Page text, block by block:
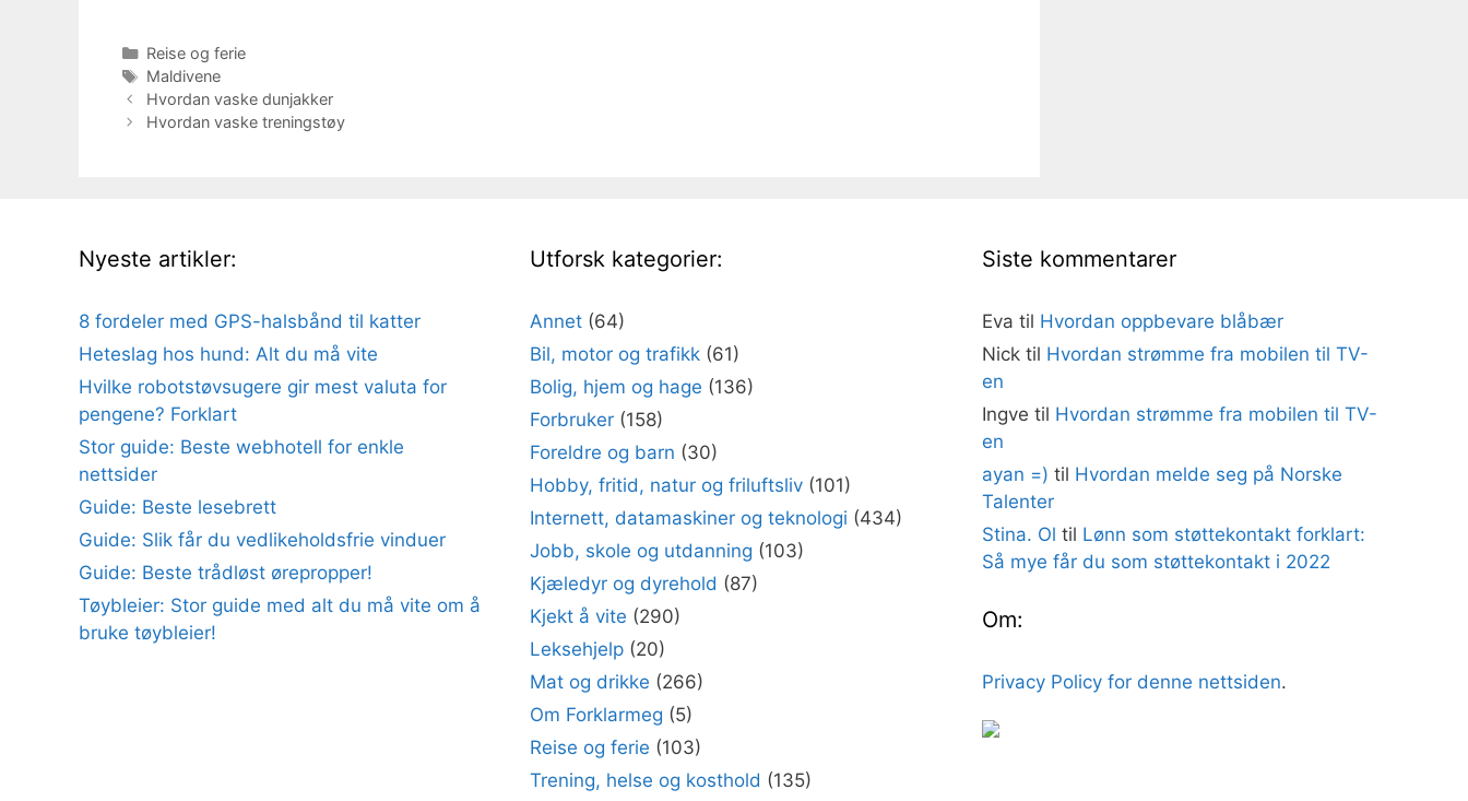
Kategorier
Reise og ferie
Stikkord
Maldivene
Hvordan vaske dunjakker
Hvordan vaske treningstøy
Nyeste artikler:
8 fordeler med GPS-halsbånd til katter
Heteslag hos hund: Alt du må vite
Hvilke robotstøvsugere gir mest valuta for
pengene? Forklart
Stor guide: Beste webhotell for enkle
nettsider
Guide: Beste lesebrett
Guide: Slik får du vedlikeholdsfrie vinduer
Guide: Beste trådløst ørepropper!
Tøybleier: Stor guide med alt du må vite om å
bruke tøybleier!
Utforsk kategorier:
Annet (64)
Bil, motor og trafikk (61)
Bolig, hjem og hage (136)
Forbruker (158)
Foreldre og barn (30)
Hobby, fritid, natur og friluftsliv (101)
Internett, datamaskiner og teknologi (434)
Jobb, skole og utdanning (103)
Kjæledyr og dyrehold (87)
Kjekt å vite (290)
Leksehjelp (20)
Mat og drikke (266)
Om Forklarmeg (5)
Reise og ferie (103)
Trening, helse og kosthold (135)
Siste kommentarer
Eva til Hvordan oppbevare blåbær
Nicktil Hvordan strømme fra mobilen til TV-
en
Ingve til Hvordan strømme fra mobilen til TV-
en
ayan =) til Hvordan melde seg på Norske
Talenter
Stina. Ol til Lønn som støttekontakt forklart:
Så mye får du som støttekontakt i 2022
Om:
Privacy Policy for denne nettsiden.